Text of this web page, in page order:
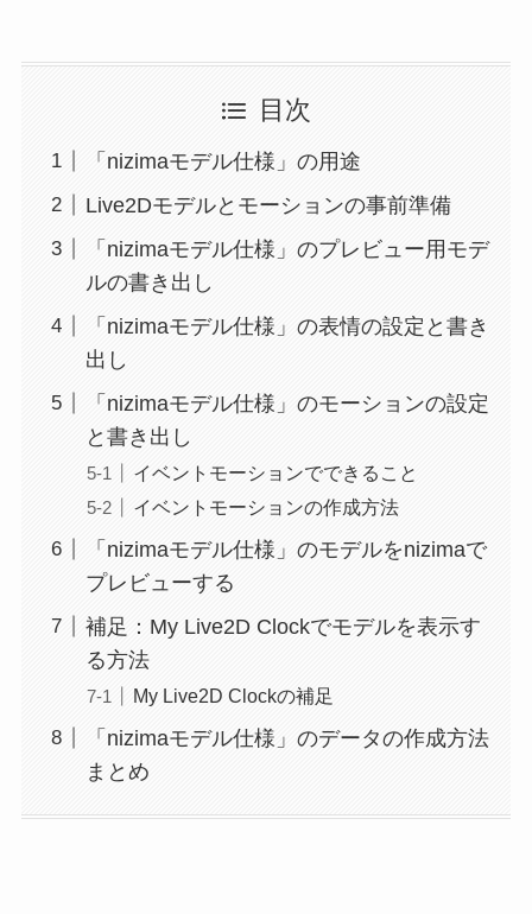
目次
「nizimaモデル仕様」の用途
Live2Dモデルとモーションの事前準備
「nizimaモデル仕様」のプレビュー用モデ
ルの書き出し
「nizimaモデル仕様」の表情の設定と書き
出し
「nizimaモデル仕様」のモーションの設定
と書き出し
イベントモーションでできること
イベントモーションの作成方法
「nizimaモデル仕様」のモデルをnizimaで
プレビューする
補足：My Live2D Clockでモデルを表示す
る方法
My Live2D Clockの補足
「nizimaモデル仕様」のデータの作成方法
まとめ